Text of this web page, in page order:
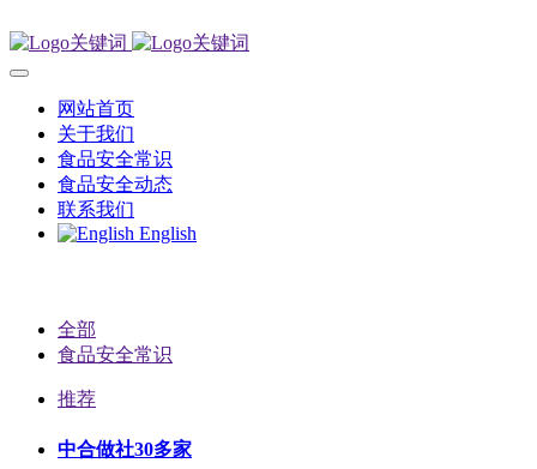
网站首页
关于我们
食品安全常识
食品安全动态
联系我们
English
全部
食品安全常识
推荐
中合做社30多家